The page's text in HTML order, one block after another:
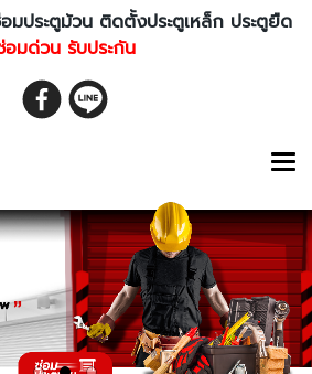
ประตูม้วน ติดตั้งประตูเหล็ก ประตูยืด
อมด่วน รับประกัน